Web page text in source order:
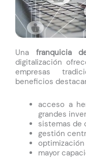
Una franquicia
digitalización
empresas
beneficios
acceso a
grandes
sistemas de
gestión
mayor